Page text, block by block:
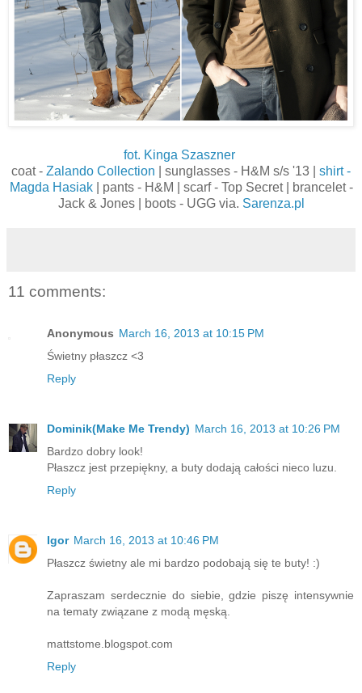
fot. Kinga Szaszner
coat - Zalando Collection | sunglasses - H&M s/s '13 | shirt -
Magda Hasiak| pants - H&M | scarf - Top Secret | brancelet -
Jack & Jones | boots - UGG via. Sarenza.pl
11 comments:
Anonymous March 16, 2013 at 10:15 PM
Świetny płaszcz <3
Reply
Dominik(Make Me Trendy) March 16, 2013 at 10:26 PM
Bardzo dobry look!
Płaszcz jest przepiękny, a buty dodają całości nieco luzu.
Reply
Igor March 16, 2013 at 10:46 PM
Płaszcz świetny ale mi bardzo podobają się te buty! :)
Zapraszam serdecznie do siebie, gdzie piszę intensywnie
na tematy związane z modą męską.
mattstome.blogspot.com
Reply